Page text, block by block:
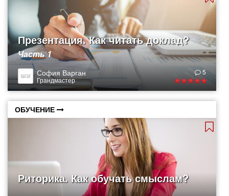
Презентация. Как читать доклад?
Часть 1
София Варган
Грандмастер
5
ОБУЧЕНИЕ
Риторика. Как обучать смыслам?